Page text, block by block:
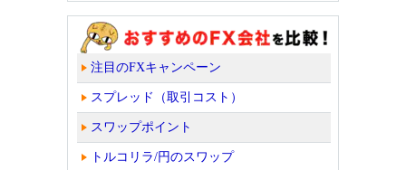
注目のFXキャンペーン
スプレッド（取引コスト）
スワップポイント
トルコリラ/円のスワップ